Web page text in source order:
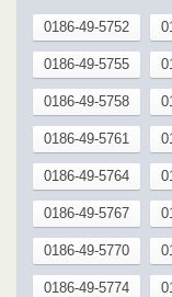
0186-49-5752
0186-49-5755
0186-49-5758
0186-49-5761
0186-49-5764
0186-49-5767
0186-49-5770
0186-49-5774